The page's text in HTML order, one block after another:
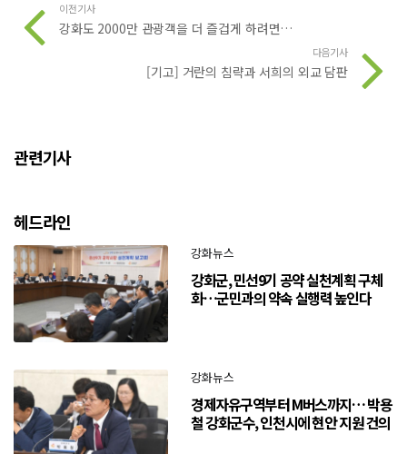
이전기사
강화도 2000만 관광객을 더 즐겁게 하려면…
다음기사
[기고] 거란의 침략과 서희의 외교 담판
관련기사
헤드라인
강화뉴스
강화군, 민선9기 공약 실천계획 구체
화…군민과의 약속 실행력 높인다
강화뉴스
경제자유구역부터 M버스까지… 박용
철 강화군수, 인천시에 현안 지원 건의